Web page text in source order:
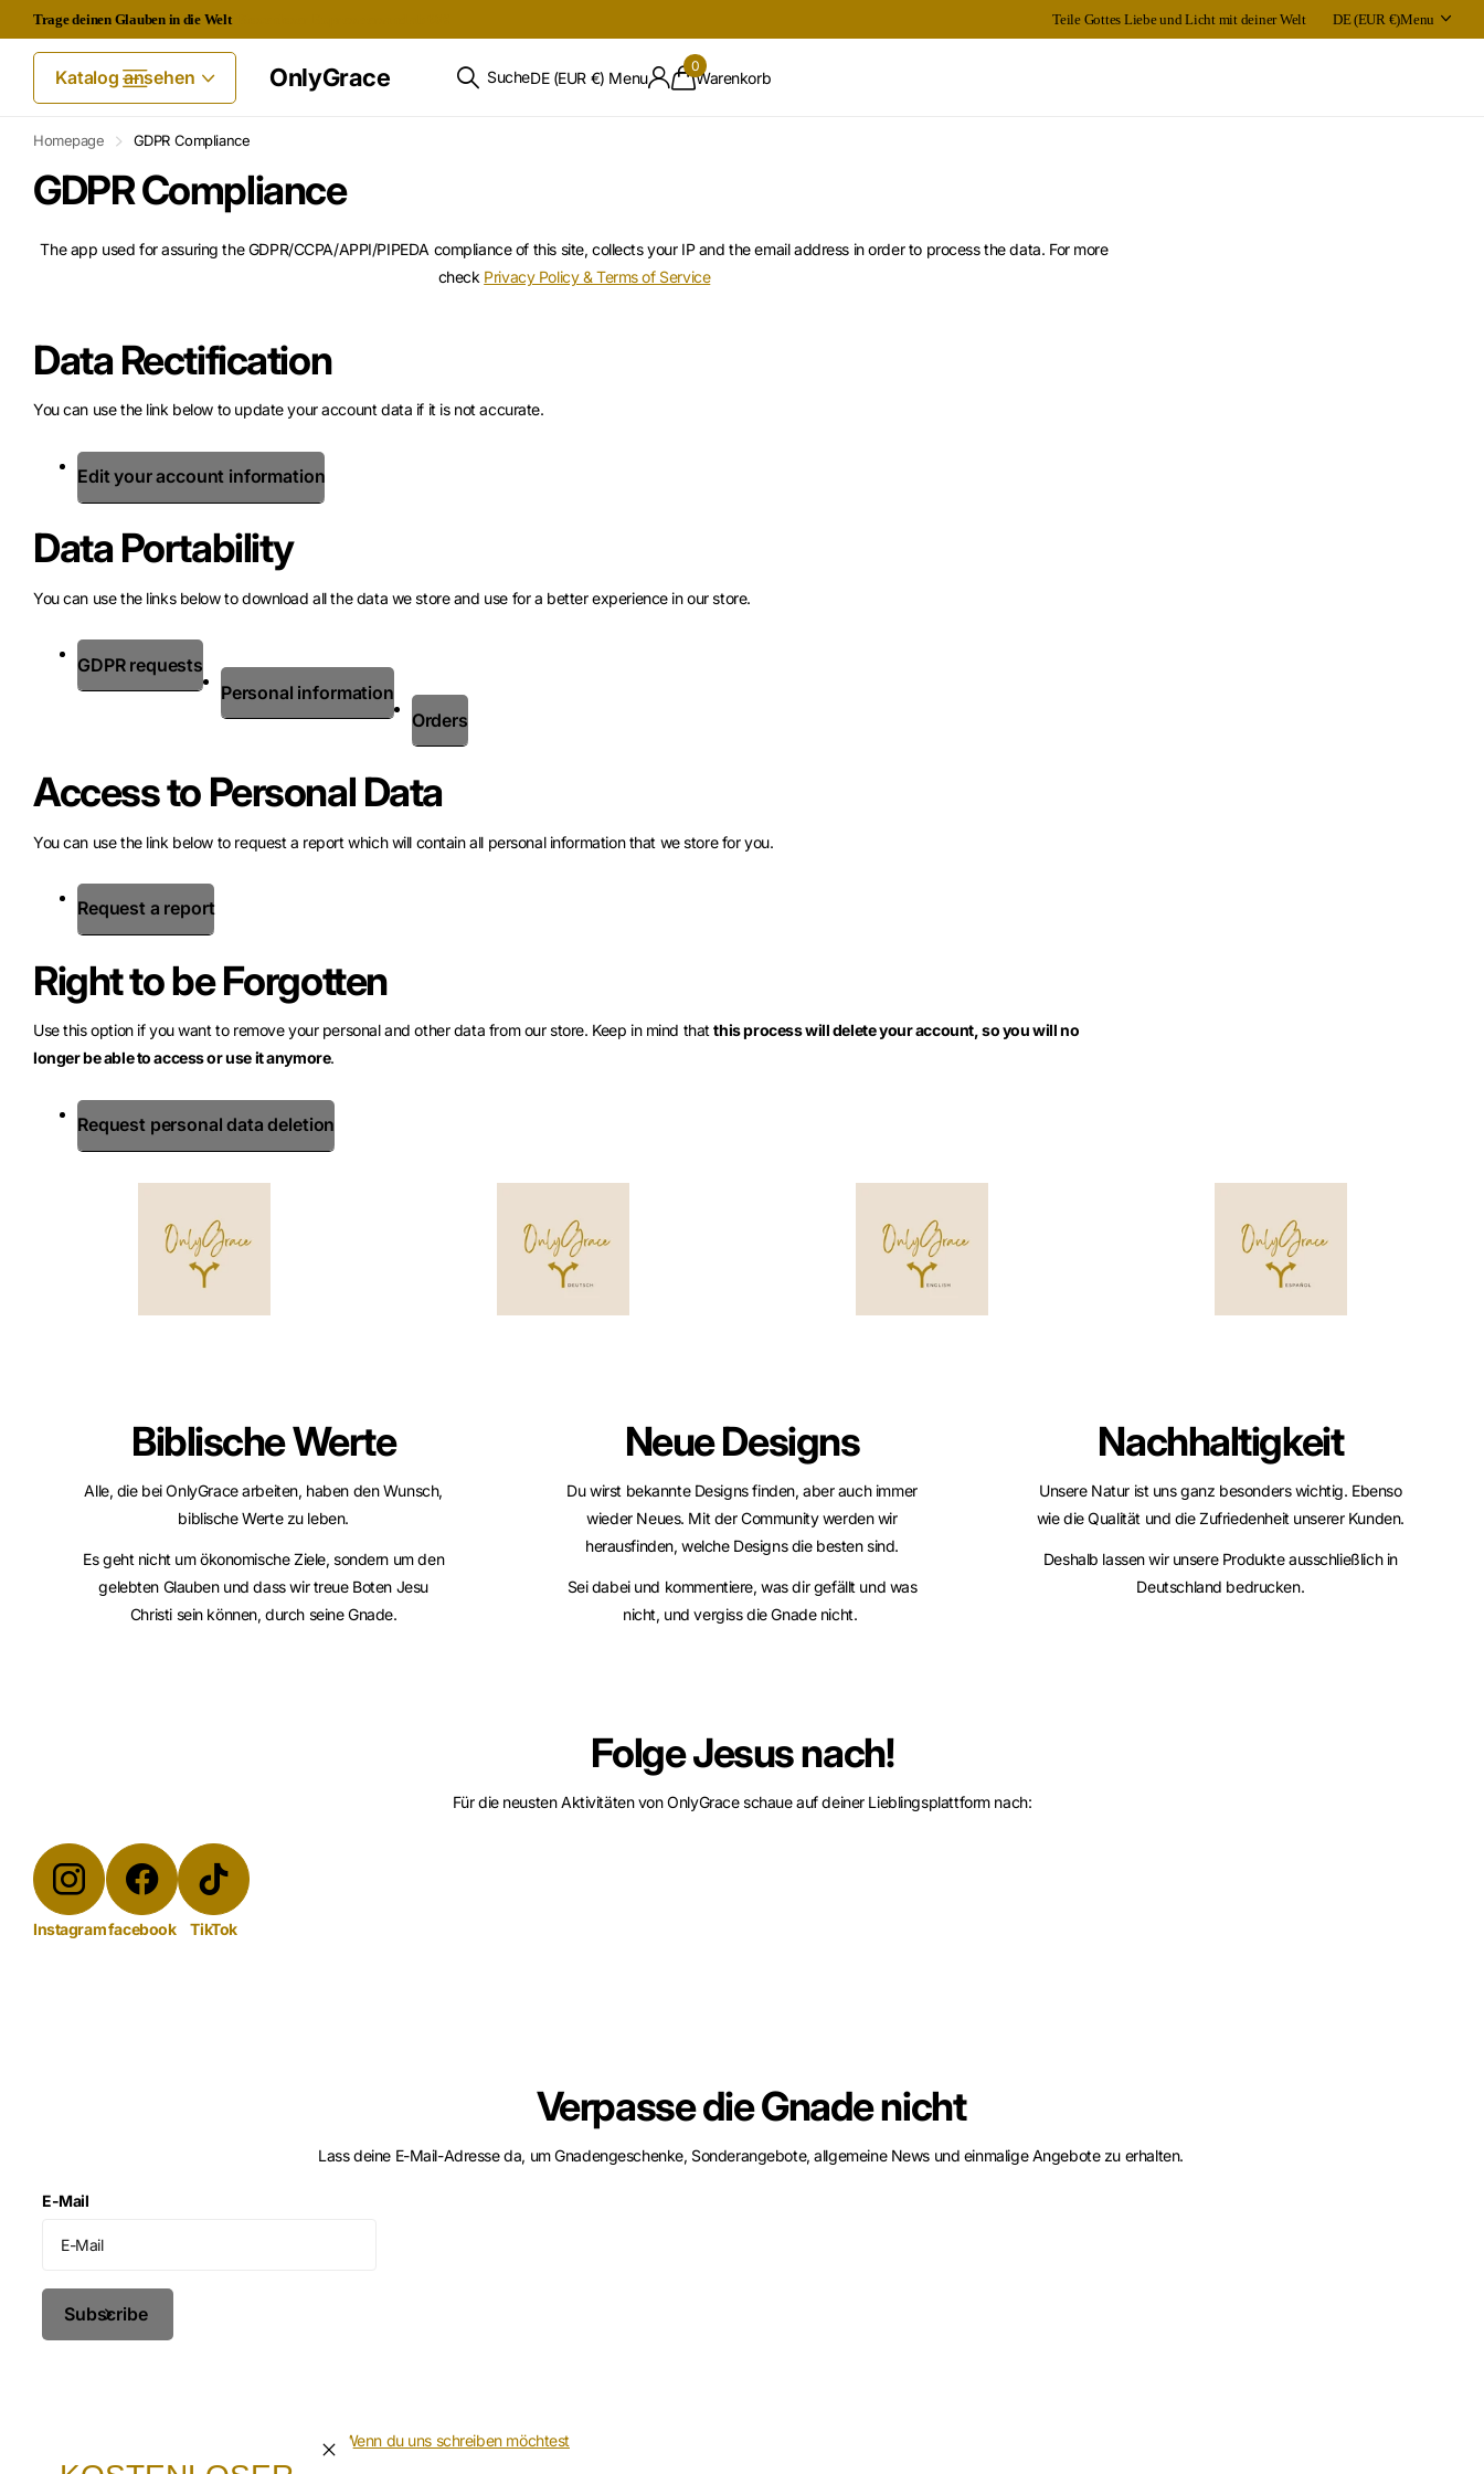
Trage deinen Glauben in die Welt Teile Gottes Liebe und Licht mit deiner Welt DE (EUR €)Menu
Katalog ansehen OnlyGrace SucheDE (EUR €) Menu Warenkorb
0
Homepage GDPR Compliance
GDPR Compliance
The app used for assuring the GDPR/CCPA/APPI/PIPEDA compliance of this site, collects your IP and the email address in order to process the data. For more
check Privacy Policy & Terms of Service
Data Rectification
You can use the link below to update your account data if it is not accurate.
Edit your account information
Data Portability
You can use the links below to download all the data we store and use for a better experience in our store.
GDPR requests
Personal information
Orders
Access to Personal Data
You can use the link below to request a report which will contain all personal information that we store for you.
Request a report
Right to be Forgotten
Use this option if you want to remove your personal and other data from our store. Keep in mind thatthis process will delete your account, so you will no
longer be able to access or use it anymore.
Request personal data deletion
Biblische Werte
Alle, die bei OnlyGrace arbeiten, haben den Wunsch,
biblische Werte zu leben.
Es geht nicht um ökonomische Ziele, sondern um den
gelebten Glauben und dass wir treue Boten Jesu
Christi sein können, durch seine Gnade.
Neue Designs
Du wirst bekannte Designs finden, aber auch immer
wieder Neues. Mit der Community werden wir
herausfinden, welche Designs die besten sind.
Sei dabei und kommentiere, was dir gefällt und was
nicht, und vergiss die Gnade nicht.
Nachhaltigkeit
Unsere Natur ist uns ganz besonders wichtig. Ebenso
wie die Qualität und die Zufriedenheit unserer Kunden.
Deshalb lassen wir unsere Produkte ausschließlich in
Deutschland bedrucken.
Folge Jesus nach!
Für die neusten Aktivitäten von OnlyGrace schaue auf deiner Lieblingsplattform nach:
Instagramfacebook TikTok
Verpasse die Gnade nicht
Lass deine E-Mail-Adresse da, um Gnadengeschenke, Sonderangebote, allgemeine News und einmalige Angebote zu erhalten.
E-Mail
Subscribe
Wenn du uns schreiben möchtest